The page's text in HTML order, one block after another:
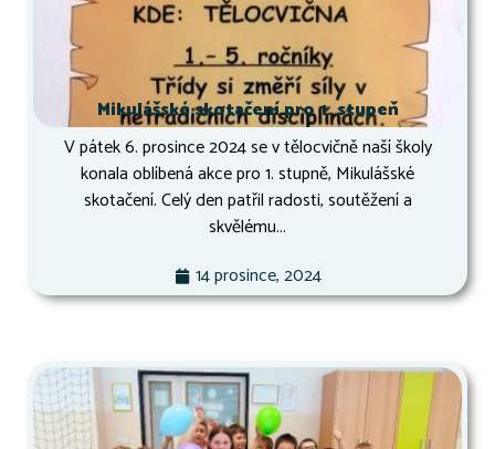
Mikulášské skotačení pro 1. stupeň
V pátek 6. prosince 2024 se v tělocvičně naší školy
konala oblíbená akce pro 1. stupně, Mikulášské
skotačení. Celý den patřil radosti, soutěžení a
skvělému...
14 prosince, 2024